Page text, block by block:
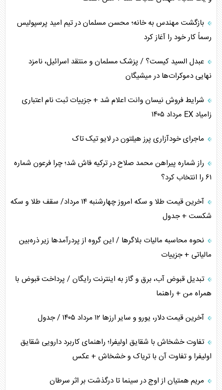
اهمیت راهبردی اردن برای آمریکا
پیام، ظرفیت بالفعل‌نشده تجارت ایران
همسویی عربستان با سنتکام علیه متحدان ایران
ترامپ و توهم خلع سلاح حماس
چرا کویت به دنبال شریک امنیتی جدید است؟
اعتراف غرب به قدرت ایران در تثبیت معادلات
خطای راهبردی ترامپ مقابل برزیل
بازگشت مهندس به خانه؛ محسن مسلمان در تیم امید پرسپولیس
رسماً کار خود را آغاز کرد
عبدل السید کیست؟ / پزشک مسلمان و منتقد اسرائیل، نامزد
نهایی دموکرات‌ها در میشیگان
شرایط فروش نیسان وانت اعلام شد + جزییات ثبت نام اعتباری
زامیاد EX مرداد ۱۴۰۵
ماجرای خودآزاری پرز هیلتون در لایو تیک تاک
راز شماره پیراهن محمد صلاح در ترکیه فاش شد؛ چرا فرعون شماره
۶۱ را انتخاب کرد؟
آخرین قیمت طلا و سکه امروز چهارشنبه ۱۴ مرداد/ سقف طلا و سکه
شکست + جدول
نحوه محاسبه مالیات بلاگر‌ها / این گروه از پردرآمد‌ها زیر ذره‌بین
مالیاتی + جزییات
تبدیل قبوض آب، برق و گاز به اینترنت رایگان / پرداخت قبوض با
همراه من + راهنما
آخرین قیمت دلار، یورو و سایر ارز‌ها ۱۲ مرداد ۱۴۰۵ / جدول
تفاوت خشخاش با شقایق اولیفرا؛ راهنمای کاربرد دارویی شقایق
اولیفرا و تفاوت آن با تریاک و خشخاش + عکس
مریم همتیان از اوج در سینما تا درگذشت بر اثر سرطان